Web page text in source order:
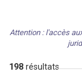
Attention : l'accès
198 résultats